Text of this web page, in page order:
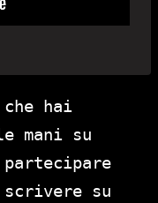
hai
mani su
su